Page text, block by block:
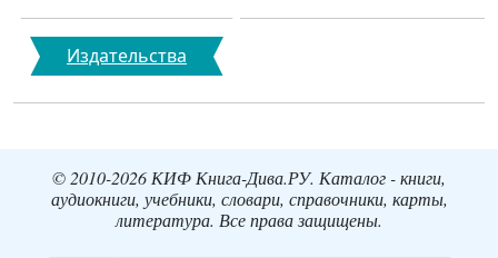
Издательства
© 2010-2026 КИФ Книга-Дива.РУ. Каталог - книги,
аудиокниги, учебники, словари, справочники, карты,
литература. Все права защищены.